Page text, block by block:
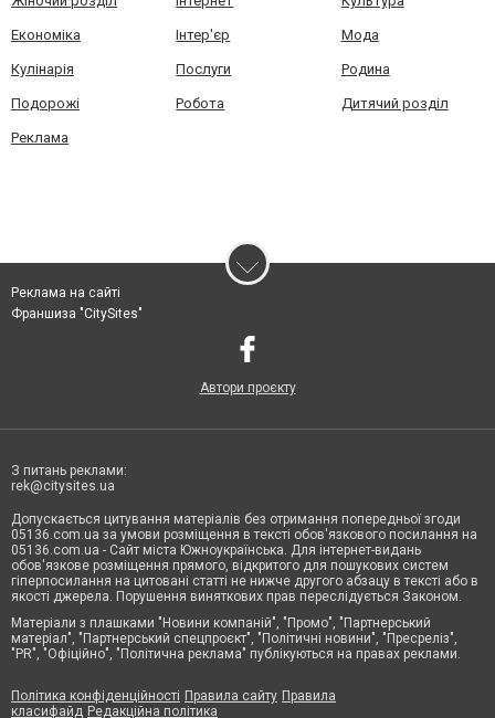
Економіка Інтер'єр Мода
Кулінарія Послуги Родина
Подорожі Робота Дитячий розділ
Реклама
Реклама на сайті
Франшиза "CitySites"
Автори проєкту
З питань реклами:
rek@citysites.ua
Допускається цитування матеріалів без отримання попередньої згоди
05136.com.ua за умови розміщення в тексті обов'язкового посилання на
05136.com.ua - Сайт міста Южноукраїнська. Для інтернет-видань
обов'язкове розміщення прямого, відкритого для пошукових систем
гіперпосилання на цитовані статті не нижче другого абзацу в тексті або в
якості джерела. Порушення виняткових прав переслідується Законом.
Матеріали з плашками "Новини компаній", "Промо", "Партнерський
матеріал", "Партнерський спецпроєкт", "Політичні новини", "Пресреліз",
"PR", "Офіційно", "Політична реклама" публікуються на правах реклами.
Політика конфіденційності Правила сайту Правила
класифайд Редакційна політика